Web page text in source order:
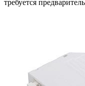
требуется